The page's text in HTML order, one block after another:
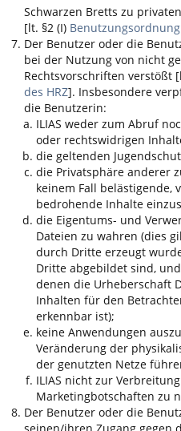
Schwarzen Bretts zu
[lt. §2 (I) Benutzungsordnung
Der Benutzer oder die
bei der Nutzung von nicht
Rechtsvorschriften verstößt
des HRZ]. Insbesondere
die Benutzerin:
ILIAS weder zum Abruf
oder rechtswidrigen
die geltenden
die Privatsphäre anderer
keinem Fall belästigende,
bedrohende Inhalte
die Eigentums- und
Dateien zu wahren (dies
durch Dritte erzeugt
Dritte abgebildet sind,
denen die Urheberschaft
Inhalten für den
erkennbar ist);
keine Anwendungen
Veränderung der
der genutzten Netze
ILIAS nicht zur
Marketingbotschaften zu
Der Benutzer oder die